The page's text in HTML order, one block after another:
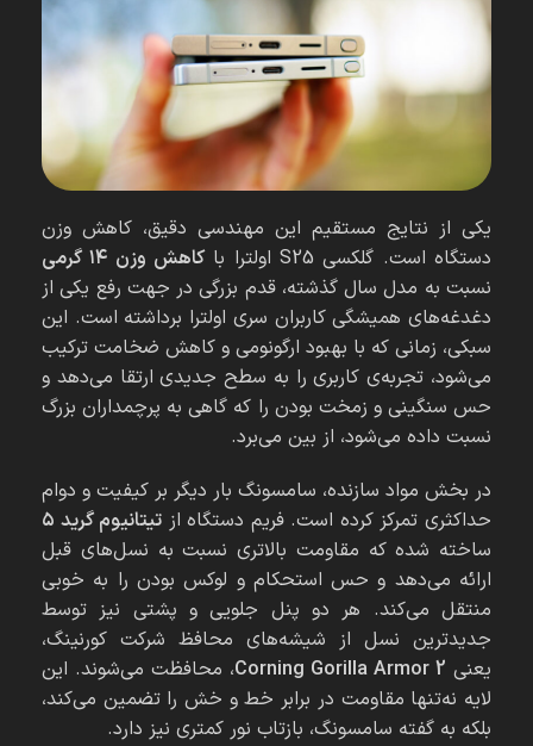
یکی از نتایج مستقیم این مهندسی دقیق، کاهش وزن
دستگاه است. گلکسی S25 اولترا با
کاهش وزن ۱۴ گرمی
نسبت به مدل سال گذشته، قدم بزرگی در جهت رفع یکی از
دغدغه‌های همیشگی کاربران سری اولترا برداشته است. این
سبکی، زمانی که با بهبود ارگونومی و کاهش ضخامت ترکیب
می‌شود، تجربه‌ی کاربری را به سطح جدیدی ارتقا می‌دهد و
حس سنگینی و زمخت بودن را که گاهی به پرچمداران بزرگ
نسبت داده می‌شود، از بین می‌برد.
در بخش مواد سازنده، سامسونگ بار دیگر بر کیفیت و دوام
حداکثری تمرکز کرده است. فریم دستگاه از تیتانیوم گرید ۵
ساخته شده که مقاومت بالاتری نسبت به نسل‌های قبل
ارائه می‌دهد و حس استحکام و لوکس بودن را به خوبی
منتقل می‌کند. هر دو پنل جلویی و پشتی نیز توسط
جدیدترین نسل از شیشه‌های محافظ شرکت کورنینگ،
یعنی Corning Gorilla Armor 2، محافظت می‌شوند. این
لایه نه‌تنها مقاومت در برابر خط و خش را تضمین می‌کند،
بلکه به گفته سامسونگ، بازتاب نور کمتری نیز دارد.